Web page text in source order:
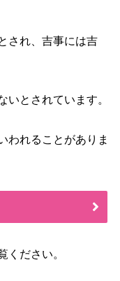
され、吉事には吉
いとされています。
われることがありま
ください。